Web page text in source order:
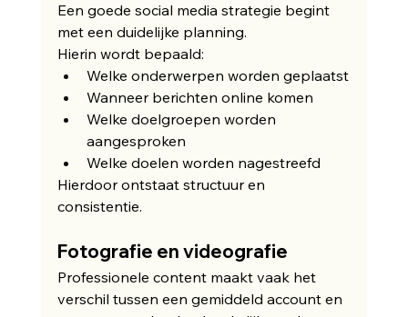
Een goede social media strategie begint
met een duidelijke planning.
Hierin wordt bepaald:
Welke onderwerpen worden geplaatst
Wanneer berichten online komen
Welke doelgroepen worden
aangesproken
Welke doelen worden nagestreefd
Hierdoor ontstaat structuur en
consistentie.
Fotografie en videografie
Professionele content maakt vaak het
verschil tussen een gemiddeld account en